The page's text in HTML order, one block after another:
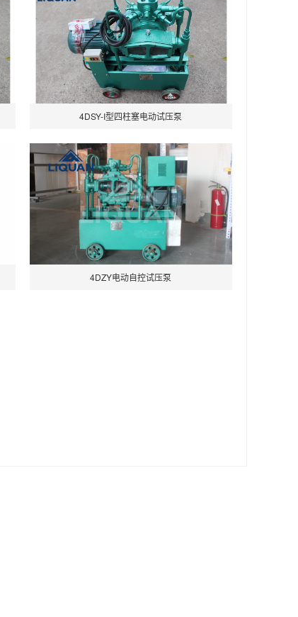
4DSY-I型四柱塞电动试压泵
4DZY电动自控试压泵